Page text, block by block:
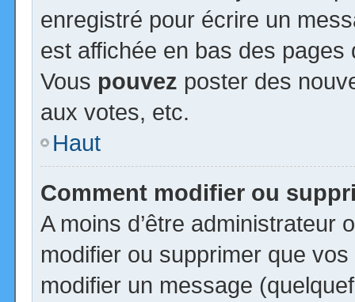
enregistré pour écrire un
est affichée en bas des
Vous pouvez poster des
aux votes, etc.
Haut
Comment modifier ou
A moins d’être administrateur
modifier ou supprimer que
modifier un message